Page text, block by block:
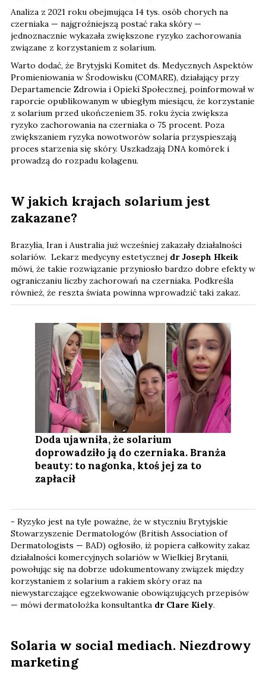
Analiza z 2021 roku obejmująca 14 tys. osób chorych na
czerniaka — najgroźniejszą postać raka skóry —
jednoznacznie wykazała zwiększone ryzyko zachorowania
związane z korzystaniem z solarium.
Warto dodać, że Brytyjski Komitet ds. Medycznych Aspektów
Promieniowania w Środowisku (COMARE), działający przy
Departamencie Zdrowia i Opieki Społecznej, poinformował w
raporcie opublikowanym w ubiegłym miesiącu, że korzystanie
z solarium przed ukończeniem 35. roku życia zwiększa
ryzyko zachorowania na czerniaka o 75 procent. Poza
zwiększaniem ryzyka nowotworów solaria przyspieszają
proces starzenia się skóry. Uszkadzają DNA komórek i
prowadzą do rozpadu kolagenu.
W jakich krajach solarium jest
zakazane?
Brazylia, Iran i Australia już wcześniej zakazały działalności
solariów. Lekarz medycyny estetycznej dr Joseph Hkeik
mówi, że takie rozwiązanie przyniosło bardzo dobre efekty w
ograniczaniu liczby zachorowań na czerniaka. Podkreśla
również, że reszta świata powinna wprowadzić taki zakaz.
Doda ujawniła, że solarium
doprowadziło ją do czerniaka. Branża
beauty: to nagonka, ktoś jej za to
zapłacił
- Ryzyko jest na tyle poważne, że w styczniu Brytyjskie
Stowarzyszenie Dermatologów (British Association of
Dermatologists — BAD) ogłosiło, iż popiera całkowity zakaz
działalności komercyjnych solariów w Wielkiej Brytanii,
powołując się na dobrze udokumentowany związek między
korzystaniem z solarium a rakiem skóry oraz na
niewystarczające egzekwowanie obowiązujących przepisów
— mówi dermatolożka konsultantka dr Clare Kiely.
Solaria w social mediach. Niezdrowy
marketing